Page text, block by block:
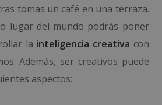
tomas un café en una terraza.
lugar del mundo podrás poner
la inteligencia creativa con
Además, ser creativos puede
aspectos: